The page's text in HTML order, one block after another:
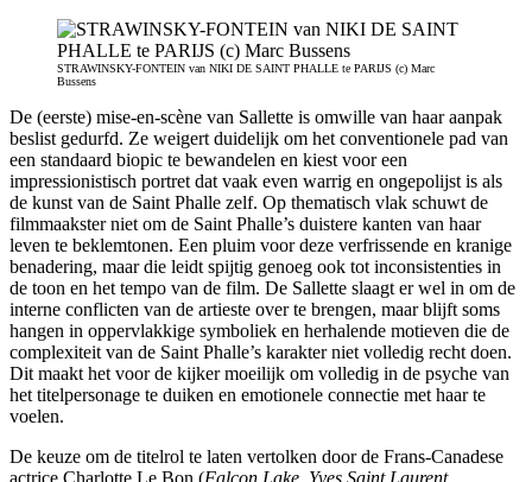
STRAWINSKY-FONTEIN van NIKI DE SAINT PHALLE te PARIJS (c) Marc
Bussens
De (eerste) mise-en-scène van Sallette is omwille van haar aanpak
beslist gedurfd. Ze weigert duidelijk om het conventionele pad van
een standaard biopic te bewandelen en kiest voor een
impressionistisch portret dat vaak even warrig en ongepolijst is als
de kunst van de Saint Phalle zelf. Op thematisch vlak schuwt de
filmmaakster niet om de Saint Phalle’s duistere kanten van haar
leven te beklemtonen. Een pluim voor deze verfrissende en kranige
benadering, maar die leidt spijtig genoeg ook tot inconsistenties in
de toon en het tempo van de film. De Sallette slaagt er wel in om de
interne conflicten van de artieste over te brengen, maar blijft soms
hangen in oppervlakkige symboliek en herhalende motieven die de
complexiteit van de Saint Phalle’s karakter niet volledig recht doen.
Dit maakt het voor de kijker moeilijk om volledig in de psyche van
het titelpersonage te duiken en emotionele connectie met haar te
voelen.
De keuze om de titelrol te laten vertolken door de Frans-Canadese
actrice Charlotte Le Bon (Falcon Lake, Yves Saint Laurent,